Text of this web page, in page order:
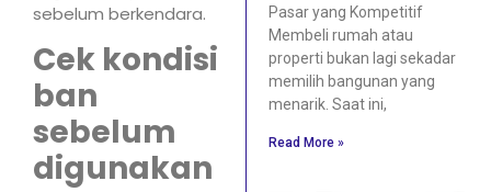
sebelum berkendara.
Cek kondisi
ban
sebelum
digunakan
Pasar yang Kompetitif
Membeli rumah atau
properti bukan lagi sekadar
memilih bangunan yang
menarik. Saat ini,
Read More »